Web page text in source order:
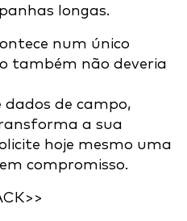
longas.
num único
também não deveria
dados de campo,
a sua
hoje mesmo uma
compromisso.